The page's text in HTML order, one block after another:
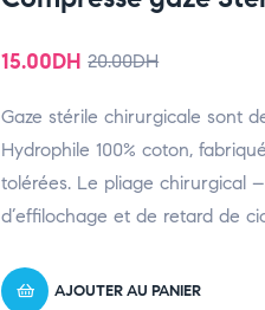
20.00DH
15.00DH
Gaze stérile chirurgicale sont
Hydrophile 100% coton,
tolérées. Le pliage chirurgical
d’effilochage et de retard de
AJOUTER AU PANIER